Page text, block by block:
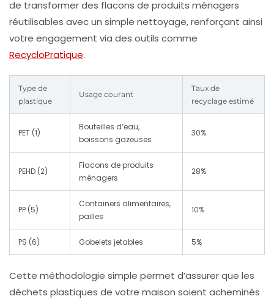
de transformer des flacons de produits ménagers
réutilisables avec un simple nettoyage, renforçant ainsi
votre engagement via des outils comme
RecycloPratique.
Type de
plastique
Usage courant
Taux de
recyclage estimé
PET (1)
Bouteilles d’eau,
boissons gazeuses
30%
PEHD (2)
Flacons de produits
ménagers
28%
PP (5)
Containers alimentaires,
pailles
10%
PS (6) Gobelets jetables 5%
Cette méthodologie simple permet d’assurer que les
déchets plastiques de votre maison soient acheminés